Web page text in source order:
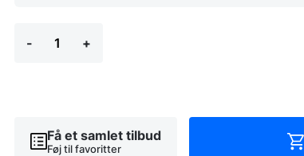
-
Friture
+
Få et samlet tilbud
Føj til favoritter